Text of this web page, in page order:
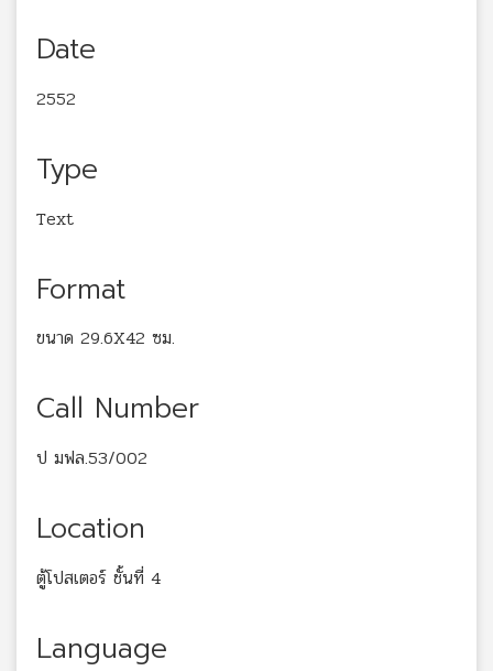
Date
2552
Type
Text
Format
ขนาด 29.6X42 ซม.
Call Number
ป มฟล.53/002
Location
ตู้โปสเตอร์ ชั้นที่ 4
Language